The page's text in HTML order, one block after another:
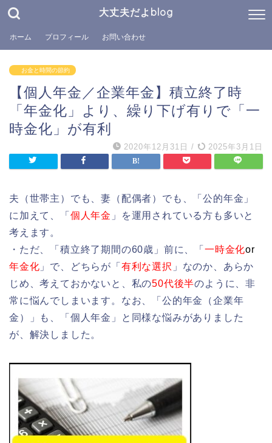
大丈夫だよblog
ホーム プロフィール お問い合わせ
お金と時間の節約
【個人年金／企業年金】積立終了時
「年金化」より、繰り下げ有りで「一
時金化」が有利
2020年12月31日 / 2025年3月1日
夫（世帯主）でも、妻（配偶者）でも、「公的年金」
に加えて、「 個人年金 」を運用されている方も多いと
考えます。
・ただ、「積立終了期間の60歳」前に、「 一時金化or
年金化 」で、どちらが「 有利な選択 」なのか、あらか
じめ、考えておかないと、私の50代後半のように、非
常に悩んでしまいます。なお、「公的年金（企業年
金）」も、「個人年金」と同様な悩みがありました
が、解決しました。